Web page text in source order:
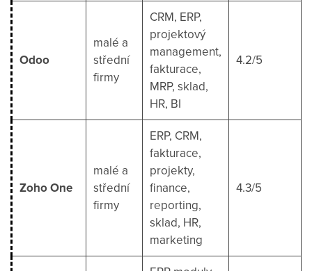
Odoo
malé a
střední
firmy
CRM, ERP,
projektový
management,
fakturace,
MRP, sklad,
HR, BI
4.2/5
Zoho One
malé a
střední
firmy
ERP, CRM,
fakturace,
projekty,
finance,
reporting,
sklad, HR,
marketing
4.3/5